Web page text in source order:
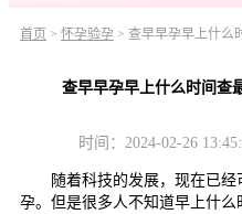
首页 > 怀孕验孕 > 查早早孕早上什么
查早早孕早上什么时间查
时间：2024-02-26
随着科技的发展，现在已经
孕。但是很多人不知道早上什